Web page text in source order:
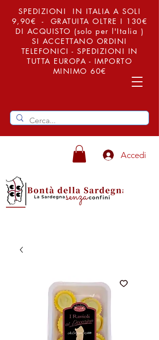
SPEDIZIONI IN ITALIA A SOLI
9,90€ - GRATUITA OLTRE I 130€
DI ACQUISTO (solo per l'Italia )
SI ACCETTANO ORDINI
TELEFONICI - SPEDIZIONI IN
TUTTA EUROPA - IMPORTO
MINIMO 60€
Accedi